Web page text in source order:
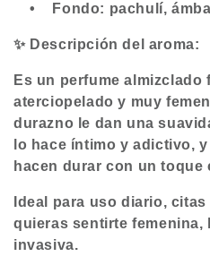
e
c
t
i
o
•
Fondo: pachulí,
✨ Descripción del aroma:
Es un perfume
aterciopelado y muy
durazno le dan una
lo hace íntimo y adictivo,
hacen durar con un toque
Ideal para uso diario,
quieras sentirte femenina,
invasiva.